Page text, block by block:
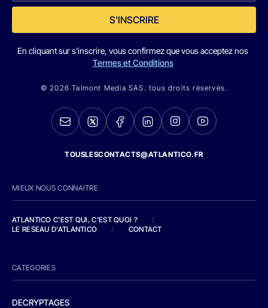
S'INSCRIRE
En cliquant sur s'inscrire, vous confirmez que vous acceptez nos
Termes et Conditions
© 2026 Talmont Media SAS. tous droits réservés.
TOUSLESCONTACTS@ATLANTICO.FR
MIEUX NOUS CONNAITRE
ATLANTICO C'EST QUI, C'EST QUOI ?
/
LE RESEAU D'ATLANTICO
/ CONTACT
CATEGORIES
DECRYPTAGES